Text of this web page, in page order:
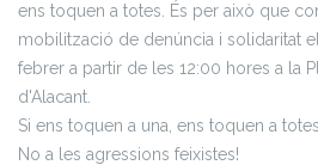
ens toquen a totes. És per això que
mobilització de denúncia i solidaritat
febrer a partir de les 12:00 hores a la
d'Alacant.
Si ens toquen a una, ens toquen a
No a les agressions feixistes!